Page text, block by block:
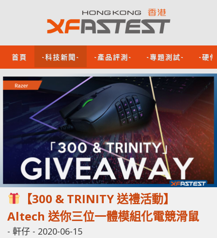
首頁 -科技新聞- -產品評測- -專題測試- -硬
【300 & TRINITY 送禮活動】
Altech 送你三位一體模組化電競滑鼠
- 軒仔 - 2020-06-15